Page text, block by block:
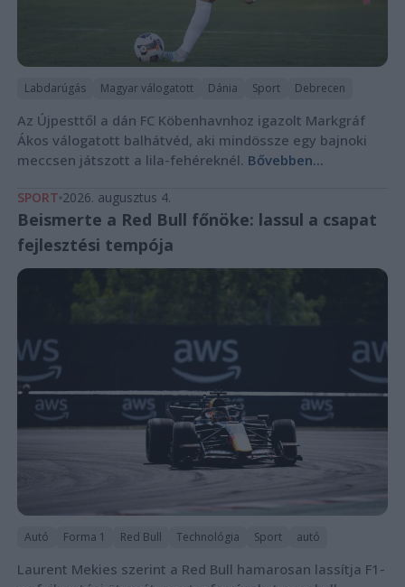
Labdarúgás Magyar válogatott Dánia Sport Debrecen
Az Újpesttől a dán FC Köbenhavnhoz igazolt Markgráf
Ákos válogatott balhátvéd, aki mindössze egy bajnoki
meccsen játszott a lila-fehéreknél. Bővebben...
SPORT 2026. augusztus 4.
Beismerte a Red Bull főnöke: lassul a csapat
fejlesztési tempója
Autó Forma 1 Red Bull Technológia Sport autó
Laurent Mekies szerint a Red Bull hamarosan lassítja F1-